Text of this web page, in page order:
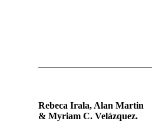
Rebeca Irala, Alan Martin
& Myriam C. Velázquez.